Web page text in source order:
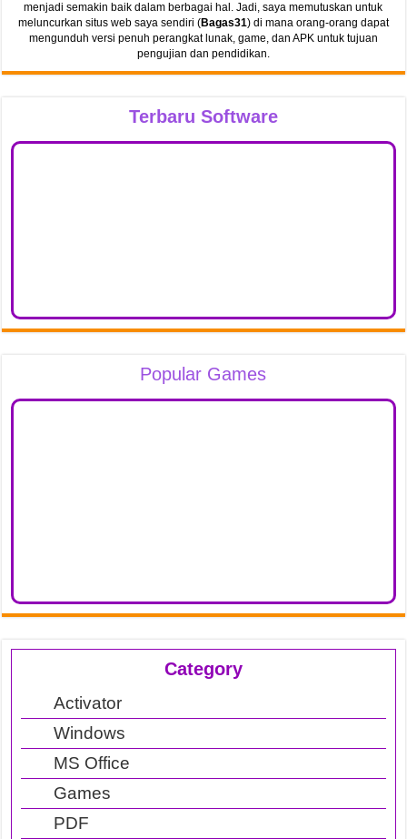
menjadi semakin baik dalam berbagai hal. Jadi, saya memutuskan untuk
meluncurkan situs web saya sendiri (Bagas31) di mana orang-orang dapat
mengunduh versi penuh perangkat lunak, game, dan APK untuk tujuan
pengujian dan pendidikan.
Terbaru Software
Popular Games
Category
Activator
Windows
MS Office
Games
PDF